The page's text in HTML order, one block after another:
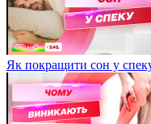
Як покращити сон у